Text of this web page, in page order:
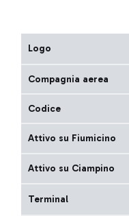
Logo
Compagnia aerea
Codice
Attivo su Fiumicino
Attivo su Ciampino
Terminal